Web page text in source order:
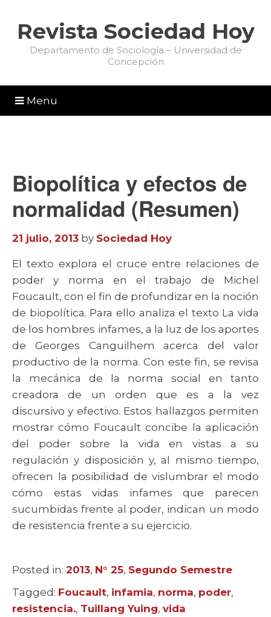
Revista Sociedad Hoy
Departamento de Sociología – Universidad de
Concepción
Menu
Biopolítica y efectos de
normalidad (Resumen)
21 julio, 2013 by Sociedad Hoy
El texto explora el cruce entre relaciones de
poder y norma en el trabajo de Michel
Foucault, con el fin de profundizar en la noción
de biopolítica. Para ello analiza el texto La vida
de los hombres infames, a la luz de los aportes
de Georges Canguilhem acerca del valor
productivo de la norma. Con este fin, se revisa
la mecánica de la norma social en tanto
creadora de un orden que es a la vez
discursivo y efectivo. Estos hallazgos permiten
mostrar cómo Foucault concibe la aplicación
del poder sobre la vida en vistas a su
regulación y disposición y, al mismo tiempo,
ofrecen la posibilidad de vislumbrar el modo
cómo estas vidas infames que parecen
sucumbidas frente al poder, indican un modo
de resistencia frente a su ejercicio.
Posted in: Categories
2013, N° 25, Segundo Semestre
Tagged: Tags
Foucault, infamia, norma, poder,
resistencia., Tuillang Yuing, vida